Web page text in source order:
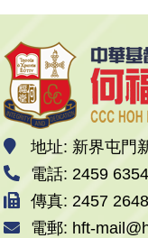
地址: 新界屯門
電話: 2459 6354
傳真: 2457 2648
電郵: hft-